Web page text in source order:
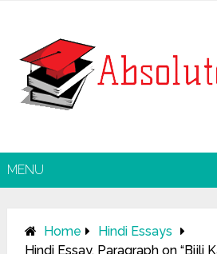
MENU
Home
Hindi Essays
Hindi Essay, Paragraph on “Bijli